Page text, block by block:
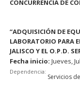
CONCURRENCIA DE
“ADQUISICIÓN DE
LABORATORIO PARA
JALISCO Y EL O.P.D.
Fecha inicio: Jueves,
Dependencia:
Servicios